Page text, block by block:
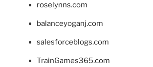
roselynns.com
balanceyoganj.com
salesforceblogs.com
TrainGames365.com